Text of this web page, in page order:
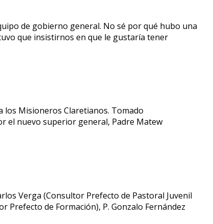
de gobierno general. No sé por qué hubo una
que insistirnos en que le gustaría tener
los Misioneros Claretianos. Tomado
el nuevo superior general, Padre Matew
Verga (Consultor Prefecto de Pastoral Juvenil
Prefecto de Formación), P. Gonzalo Fernández